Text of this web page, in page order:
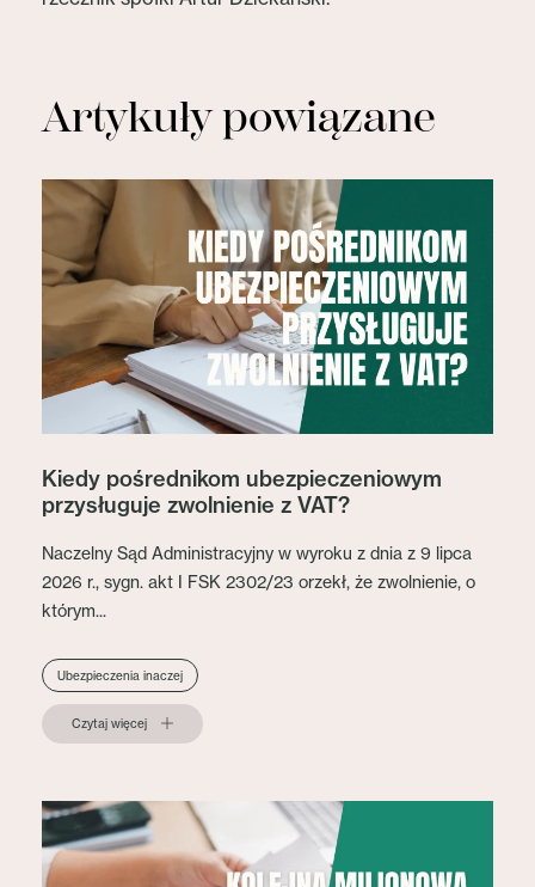
Artykuły powiązane
Kiedy pośrednikom ubezpieczeniowym
przysługuje zwolnienie z VAT?
Naczelny Sąd Administracyjny w wyroku z dnia z 9 lipca
2026 r., sygn. akt I FSK 2302/23 orzekł, że zwolnienie, o
którym...
Ubezpieczenia inaczej
Czytaj więcej